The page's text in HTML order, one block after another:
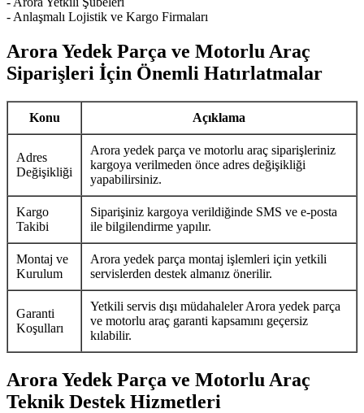
- Anlaşmalı Lojistik ve Kargo Firmaları
Arora Yedek Parça ve Motorlu Araç
Siparişleri İçin Önemli Hatırlatmalar
Konu Açıklama
Adres
Değişikliği
Arora yedek parça ve motorlu araç siparişleriniz
kargoya verilmeden önce adres değişikliği
yapabilirsiniz.
Kargo
Takibi
Siparişiniz kargoya verildiğinde SMS ve e-posta
ile bilgilendirme yapılır.
Montaj ve
Kurulum
Arora yedek parça montaj işlemleri için yetkili
servislerden destek almanız önerilir.
Garanti
Koşulları
Yetkili servis dışı müdahaleler Arora yedek parça
ve motorlu araç garanti kapsamını geçersiz
kılabilir.
Arora Yedek Parça ve Motorlu Araç
Teknik Destek Hizmetleri